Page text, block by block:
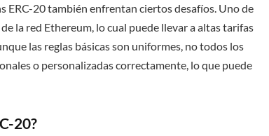
ERC-20 también enfrentan ciertos desafíos. Uno de
la red Ethereum, lo cual puede llevar a altas tarifas
las reglas básicas son uniformes, no todos los
o personalizadas correctamente, lo que puede
20?